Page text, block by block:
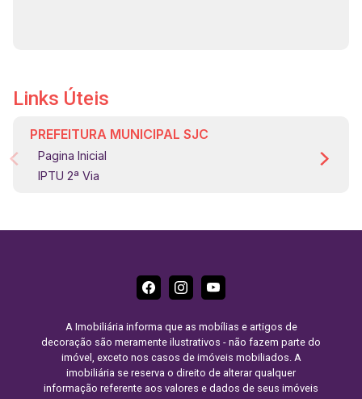
#imobiliaria #geraçãoimóveis #aptolocação
#aptolocaçãoSJC #JardimAquarius #aceitapet
Links Úteis
PREFEITURA MUNICIPAL SJC
Pagina Inicial
IPTU 2ª Via
A Imobiliária informa que as mobílias e artigos de
decoração são meramente ilustrativos - não fazem parte do
imóvel, exceto nos casos de imóveis mobiliados. A
imobiliária se reserva o direito de alterar qualquer
informação referente aos valores e dados de seus imóveis